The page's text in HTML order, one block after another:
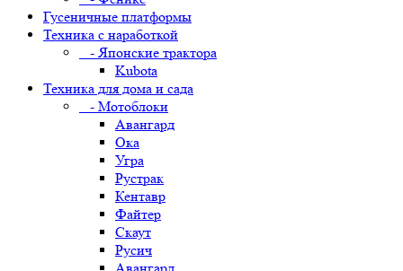
Гусеничные платформы
Техника с наработкой
- Японские трактора
Kubota
Техника для дома и сада
- Мотоблоки
Авангард
Ока
Угра
Рустрак
Кентавр
Файтер
Скаут
Русич